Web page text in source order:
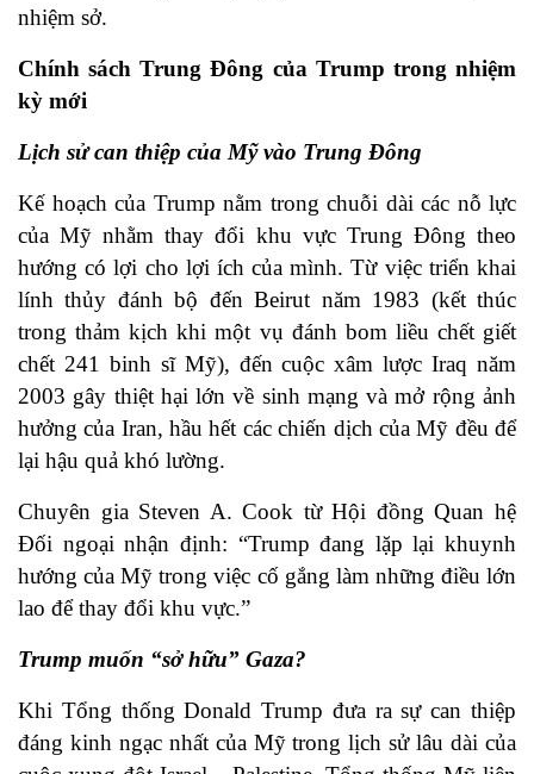
nhiệm sở.
Chính sách Trung Đông của Trump trong nhiệm
kỳ mới
Lịch sử can thiệp của Mỹ vào Trung Đông
Kế hoạch của Trump nằm trong chuỗi dài các nỗ lực
của Mỹ nhằm thay đổi khu vực Trung Đông theo
hướng có lợi cho lợi ích của mình. Từ việc triển khai
lính thủy đánh bộ đến Beirut năm 1983 (kết thúc
trong thảm kịch khi một vụ đánh bom liều chết giết
chết 241 binh sĩ Mỹ), đến cuộc xâm lược Iraq năm
2003 gây thiệt hại lớn về sinh mạng và mở rộng ảnh
hưởng của Iran, hầu hết các chiến dịch của Mỹ đều để
lại hậu quả khó lường.
Chuyên gia Steven A. Cook từ Hội đồng Quan hệ
Đối ngoại nhận định: “Trump đang lặp lại khuynh
hướng của Mỹ trong việc cố gắng làm những điều lớn
lao để thay đổi khu vực.”
Trump muốn “sở hữu” Gaza?
Khi Tổng thống Donald Trump đưa ra sự can thiệp
đáng kinh ngạc nhất của Mỹ trong lịch sử lâu dài của